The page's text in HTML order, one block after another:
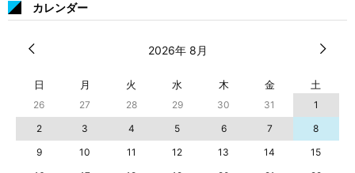
カレンダー
2026年 8月
日 月 火 水 木 金 土
26 27 28 29 30 31
1
2
3 4 5 6 7
8
9
10 11 12 13 14
15